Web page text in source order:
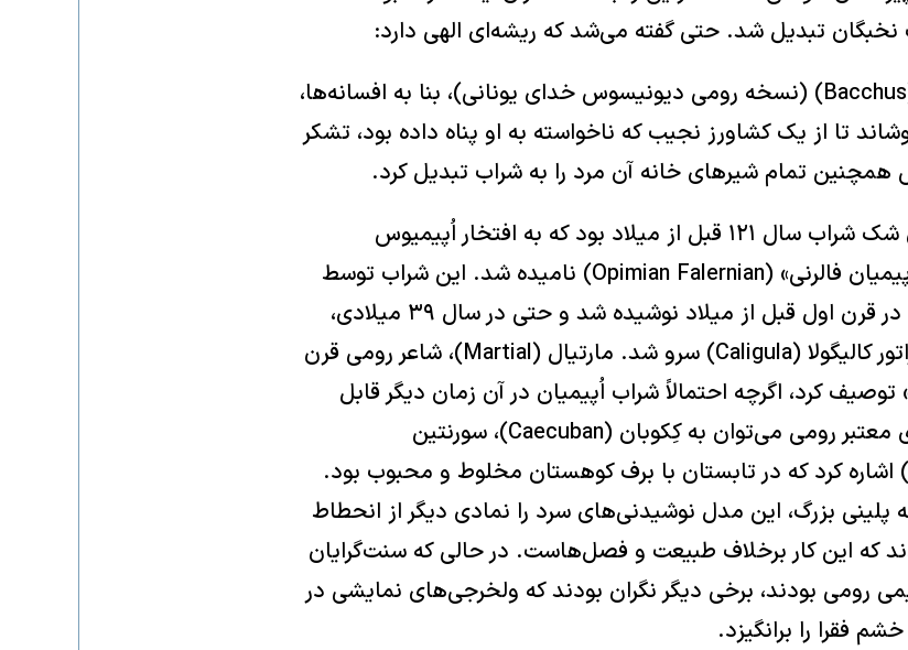
نخبگان تبدیل شد. حتی گفته می‌شد که ریشه‌ای الهی دارد:
خدای سرگردان شراب، باکوس (Bacchus) (نسخه رومی دیونیسوس خدای یونانی)، بنا به افسانه‌ها،
تا از یک کشاورز نجیب که ناخواسته به او پناه داده بود، تشکر
تمام شیرهای خانه آن مرد را به شراب تبدیل کرد.
معروف‌ترین شراب فالرنی بدون شک شراب سال ۱۲۱ قبل از میلاد بود که به افتخار اُپیمیوس
(Opimius)، کنسول آن سال، «اُپیمیان فالرنی» (Opimian Falernian) نامیده شد. این شراب توسط
ژولیوس سزار (Julius Caesar) در قرن اول قبل از میلاد نوشیده شد و حتی در سال ۳۹ میلادی،
شراب ۱۶۰ ساله اُپیمیان به امپراتور کالیگولا (Caligula) سرو شد. مارتیال (Martial)، شاعر رومی قرن
توصیف کرد، اگرچه احتمالاً شراب اُپیمیان در آن زمان دیگر قابل
نوشیدن نبود. از دیگر شراب‌های معتبر رومی می‌توان به کِکوبان (Caecuban)، سورنتین
(Surrentine) و سِتین (Setine) اشاره کرد که در تابستان با برف کوهستان مخلوط و محبوب بود.
پلینی بزرگ، این مدل نوشیدنی‌های سرد را نمادی دیگر از انحطاط
که این کار برخلاف طبیعت و فصل‌هاست. در حالی که سنت‌گرایان
رومی بودند، برخی دیگر نگران بودند که ولخرجی‌های نمایشی در
فقرا را برانگیزد.